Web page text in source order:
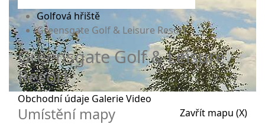
Golfová hřiště
Greensgate Golf & Leisure Resort
Greensgate Golf & Leisure
Resort
Obchodní údaje GalerieVideo
Umístění mapy
Zavřít mapu (X)